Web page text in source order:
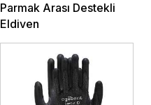
Parmak Arası Destekli
Eldiven